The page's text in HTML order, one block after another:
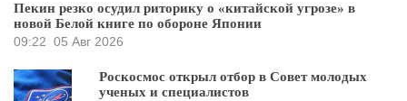
Пекин резко осудил риторику о «китайской угрозе» в
новой Белой книге по обороне Японии
09:22 05 Авг 2026
Роскосмос открыл отбор в Совет молодых
ученых и специалистов